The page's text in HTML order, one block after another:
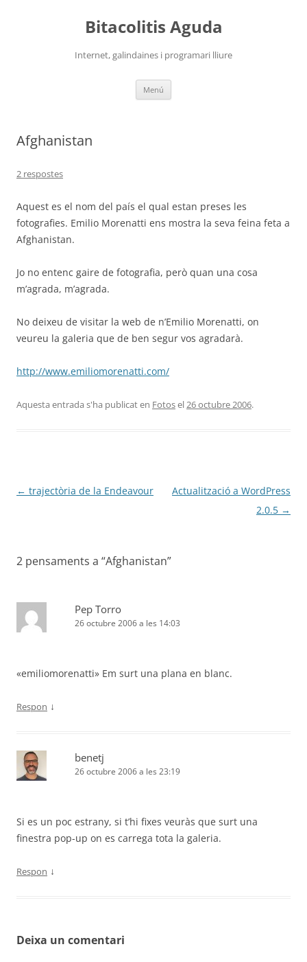
Bitacolitis Aguda
Internet, galindaines i programari lliure
Menú
Afghanistan
2 respostes
Aquest es el nom del país el qual estan preses les
fotografies. Emilio Morenatti ens mostra la seva feina feta a
Afghanistan.
Jo no entenc gaire de fotografia, però quan una cosa
m’agrada, m’agrada.
No deixeu de visitar la web de n’Emilio Morenatti, on
veureu la galeria que de ben segur vos agradarà.
http://www.emiliomorenatti.com/
Aquesta entrada s'ha publicat en Fotosel26 octubre 2006.
Navegació
← trajectòria de la Endeavour
Actualització a WordPress
2.0.5 →
2 pensaments a “Afghanistan”
Pep Torro
26 octubre 2006 a les 14:03
«emiliomorenatti» Em surt una plana en blanc.
Respon ↓
benetj
26 octubre 2006 a les 23:19
Si es un poc estrany, si t’hi fixes veuràs que surt una
finestra pop-up on es carrega tota la galeria.
Respon ↓
Deixa un comentari